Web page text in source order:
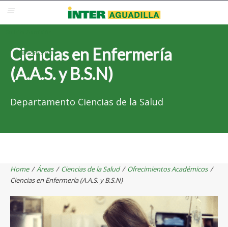
Correo Electrónico
Re-admisión
Ciencias en Enfermería
(A.A.S. y B.S.N)
Departamento Ciencias de la Salud
Home /Áreas / Ciencias de la Salud / Ofrecimientos Académicos /
Ciencias en Enfermería (A.A.S. y B.S.N)